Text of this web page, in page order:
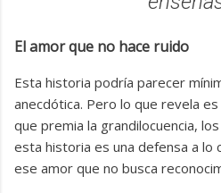
El amor que no hace ruido
Esta historia podría parecer
anecdótica. Pero lo que revela
que premia la grandilocuencia,
esta historia es una defensa a lo
ese amor que no busca